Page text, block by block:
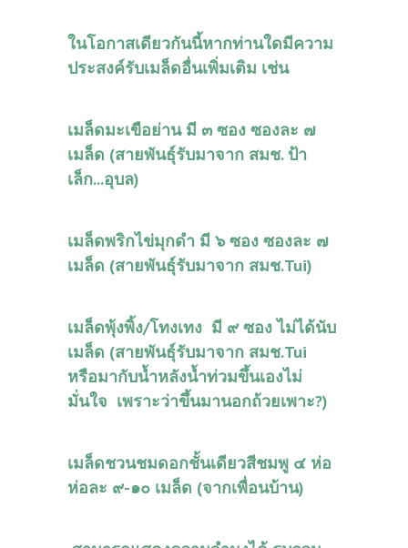
ในโอกาสเดียวกันนี้หากท่านใดมีความ
ประสงค์รับเมล็ดอื่นเพิ่มเติม เช่น
เมล็ดมะเขือย่าน มี ๓ ซอง ซองละ ๗
เมล็ด (สายพันธุ์รับมาจาก สมช. ป้า
เล็ก...อุบล)
เมล็ดพริกไข่มุกดำ มี ๖ ซอง ซองละ ๗
เมล็ด (สายพันธุ์รับมาจาก สมช.Tui)
เมล็ดพุ้งพิ้ง/โทงเทง มี ๙ ซอง ไม่ได้นับ
เมล็ด (สายพันธุ์รับมาจาก สมช.Tui
หรือมากับน้ำหลังน้ำท่วมขึ้นเองไม่
มั่นใจ เพราะว่าขึ้นมานอกถ้วยเพาะ?)
เมล็ดชวนชมดอกชั้นเดียวสีชมพู ๔ ห่อ
ห่อละ ๙-๑๐ เมล็ด (จากเพื่อนบ้าน)